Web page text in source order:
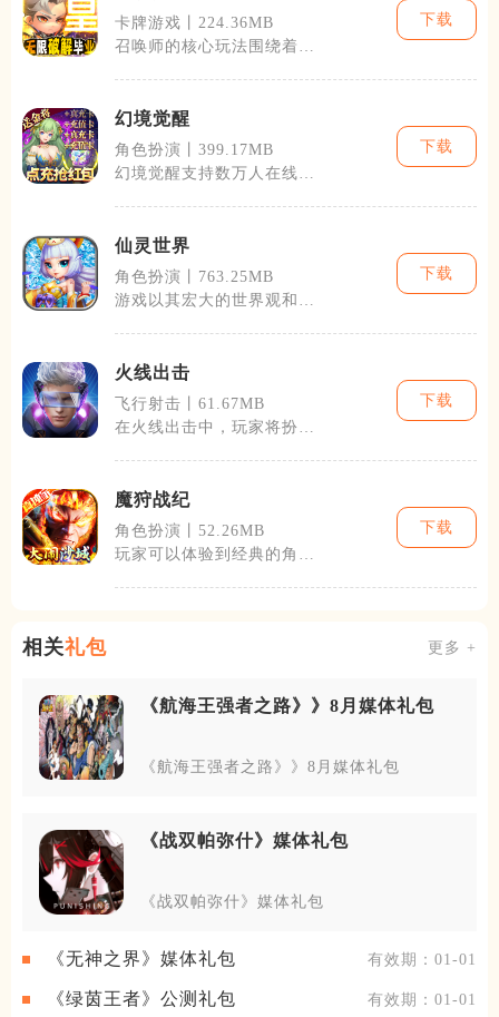
卡牌游戏丨224.36MB
召唤师的核心玩法围绕着召
下载
幻境觉醒
角色扮演丨399.17MB
幻境觉醒支持数万人在线同
下载
仙灵世界
角色扮演丨763.25MB
游戏以其宏大的世界观和深
下载
火线出击
飞行射击丨61.67MB
在火线出击中，玩家将扮演
下载
魔狩战纪
角色扮演丨52.26MB
玩家可以体验到经典的角色
下载
相关礼包 更多 +
《航海王强者之路》》8月媒体礼包
《航海王强者之路》》8月媒体礼包
《战双帕弥什》媒体礼包
《战双帕弥什》媒体礼包
《无神之界》媒体礼包 有效期：01-01
《绿茵王者》公测礼包 有效期：01-01